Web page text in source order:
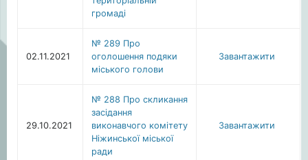
громаді
02.11.2021
№ 289 Про
оголошення подяки
міського голови
Завантажити
29.10.2021
№ 288 Про скликання
засідання
виконавчого комітету
Ніжинської міської
ради
Завантажити